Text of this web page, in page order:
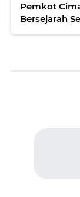
Pemkot
Bersejarah